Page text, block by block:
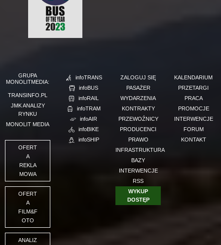
GRUPA
MONOLITMEDIA:
TRANSINFO.PL
JMK ANALIZY
RYNKU
MONOLIT MEDIA
OFERT
A
REKLA
MOWA
OFERT
A
FILM&F
OTO
ANALIZ
infoTRANS
infoBUS
infoRAIL
infoTRAM
infoAIR
infoBIKE
infoSHIP
ZALOGUJ SIĘ
PASAŻER
WYDARZENIA
KONTRAKTY
PRZEWOŹNICY
PRODUCENCI
PRAWO
INFRASTRUKTURA
BAZY
INTERWENCJE
RSS
WYKUP
DOSTĘP
KALENDARIUM
PRZETARGI
PRACA
PROMOCJE
INTERWENCJE
FORUM
KONTAKT